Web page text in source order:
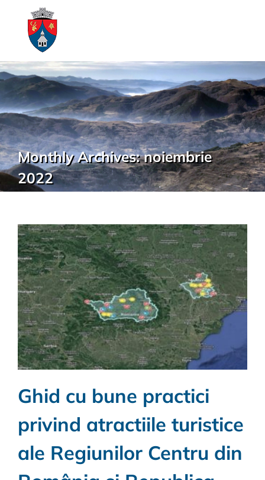
Monthly Archives:noiembrie
2022
Ghid cu bune practici
privind atractiile turistice
ale Regiunilor Centru din